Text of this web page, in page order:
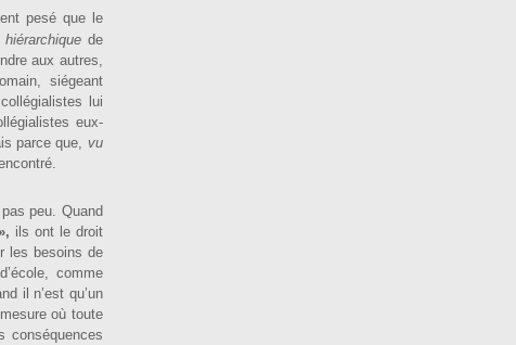
pe­sé que le
de
aux autres,
siégeant
lui
eux-
parce que, vu
peu. Quand
ils ont le droit
les besoins de
comme
il n’est qu’un
où toute
conséquences